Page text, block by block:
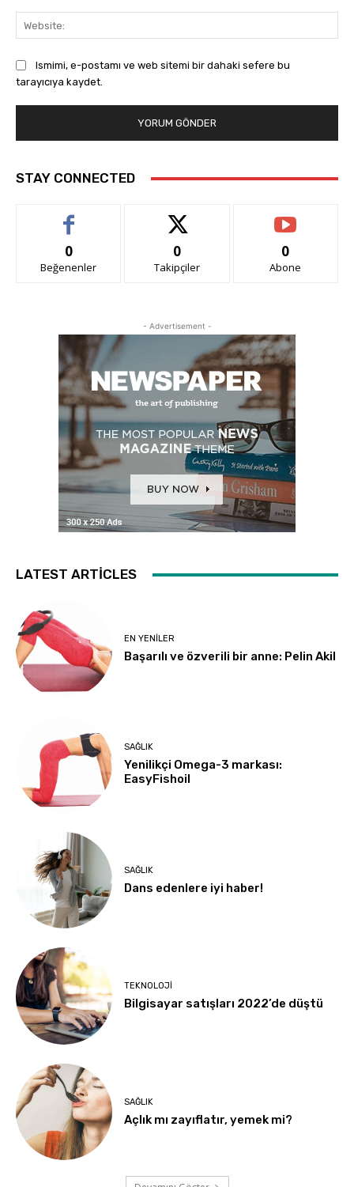
Ismimi, e-postamı ve web sitemi bir dahaki sefere bu
tarayıcıya kaydet.
STAY CONNECTED
0
Beğenenler
0
Takipçiler
0
Abone
- Advertisement -
LATEST ARTICLES
EN YENILER
Başarılı ve özverili bir anne: Pelin Akil
SAĞLIK
Yenilikçi Omega-3 markası:
EasyFishoil
SAĞLIK
Dans edenlere iyi haber!
TEKNOLOJI
Bilgisayar satışları 2022’de düştü
SAĞLIK
Açlık mı zayıflatır, yemek mi?